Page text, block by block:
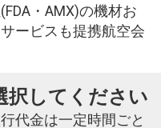
・AMX)の機材お
ービスも提携航空会
択してください
代金は一定時間ごと